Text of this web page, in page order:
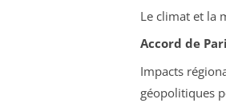
Le climat et la
Accord de
Impacts
géopolitiques